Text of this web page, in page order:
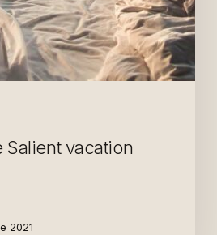
Salient vacation
2021